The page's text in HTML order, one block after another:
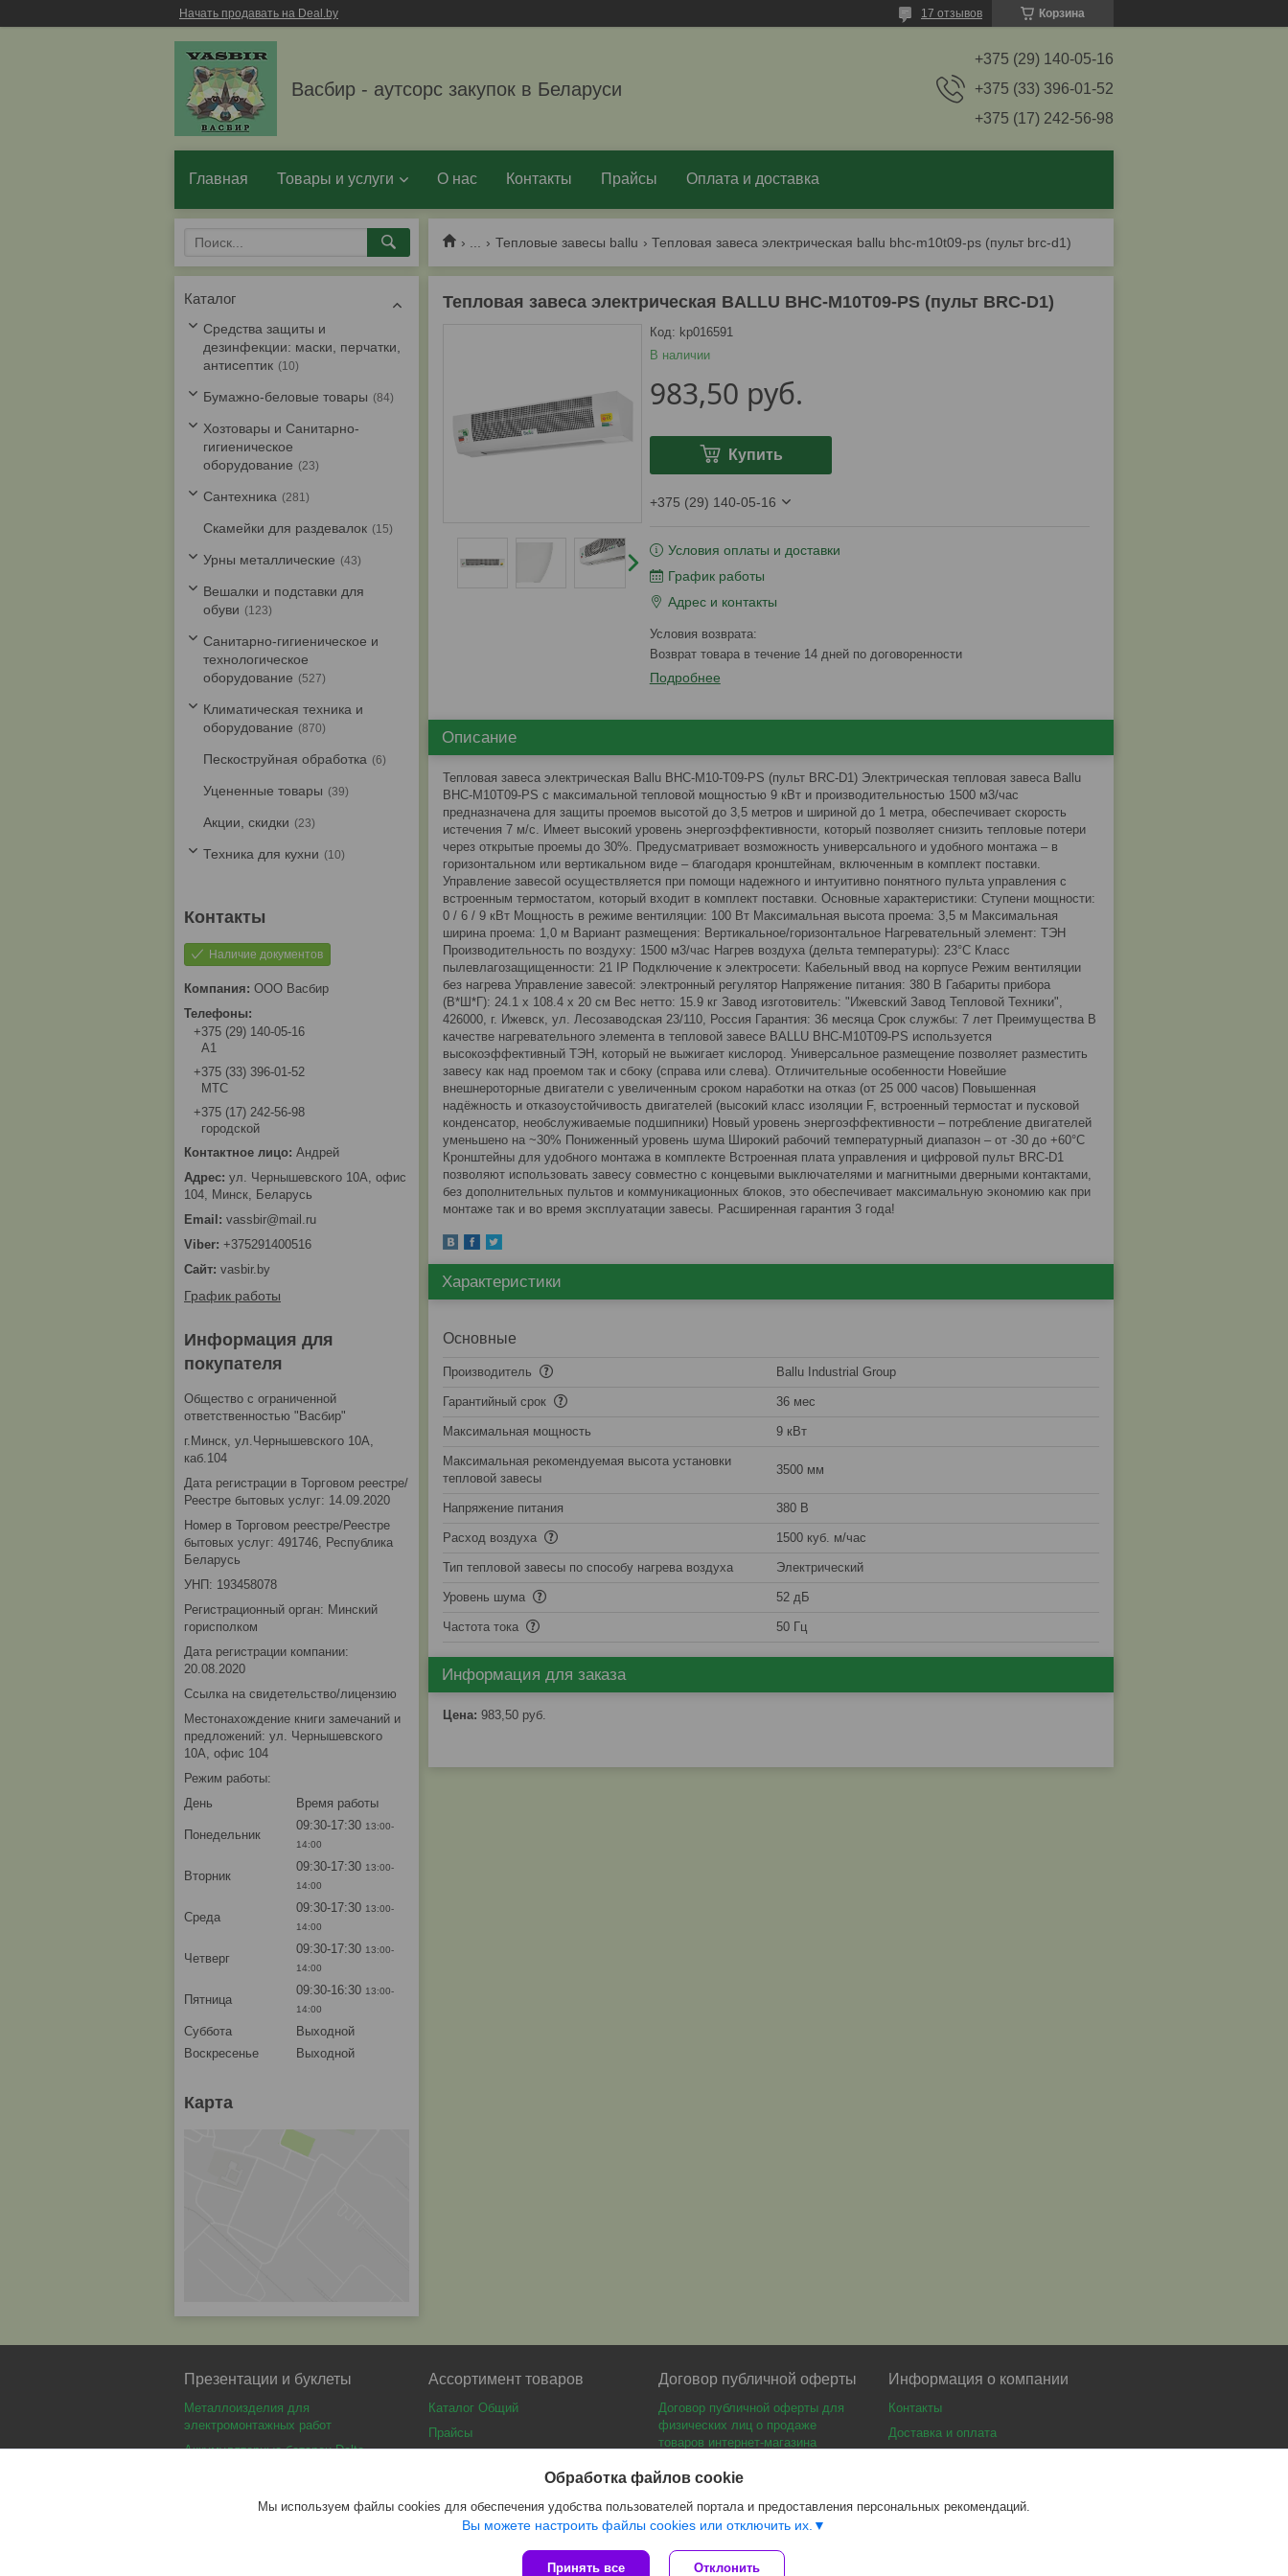
Начать продавать на Deal.by Корзина
17 отзывов
Васбир - аутсорс закупок в Беларуси
+375 (29) 140-05-16
+375 (33) 396-01-52
+375 (17) 242-56-98
Главная Товары и услуги О нас Контакты Прайсы Оплата и доставка
Тепловые завесы ballu Тепловая завеса электрическая ballu bhc-m10t09-ps (пульт brc-d1)
Тепловая завеса электрическая BALLU BHC-M10T09-PS (пульт BRC-D1)
В наличии
Код: kp016591
983,50 руб.
Купить
+375 (29) 140-05-16
Условия оплаты и доставки
График работы
Адрес и контакты
возврат товара в течение 14 дней по договоренности
Подробнее
Описание
Тепловая завеса электрическая Ballu BHC-M10-T09-PS (пульт BRC-D1) Электрическая тепловая завеса Ballu
BHC-M10T09-PS с максимальной тепловой мощностью 9 кВт и производительностью 1500 м3/час
предназначена для защиты проемов высотой до 3,5 метров и шириной до 1 метра, обеспечивает скорость
истечения 7 м/с. Имеет высокий уровень энергоэффективности, который позволяет снизить тепловые потери
через открытые проемы до 30%. Предусматривает возможность универсального и удобного монтажа – в
горизонтальном или вертикальном виде – благодаря кронштейнам, включенным в комплект поставки.
Управление завесой осуществляется при помощи надежного и интуитивно понятного пульта управления c
встроенным термостатом, который входит в комплект поставки. Основные характеристики: Ступени мощности:
0 / 6 / 9 кВт Мощность в режиме вентиляции: 100 Вт Максимальная высота проема: 3,5 м Максимальная
ширина проема: 1,0 м Вариант размещения: Вертикальное/горизонтальное Нагревательный элемент: ТЭН
Производительность по воздуху: 1500 м3/час Нагрев воздуха (дельта температуры): 23°С Класс
пылевлагозащищенности: 21 IP Подключение к электросети: Кабельный ввод на корпусе Режим вентиляции
без нагрева Управление завесой: электронный регулятор Напряжение питания: 380 В Габариты прибора
(В*Ш*Г): 24.1 x 108.4 x 20 см Вес нетто: 15.9 кг Завод изготовитель: "Ижевский Завод Тепловой Техники",
426000, г. Ижевск, ул. Лесозаводская 23/110, Россия Гарантия: 36 месяца Срок службы: 7 лет Преимущества В
качестве нагревательного элемента в тепловой завесе BALLU BHC-M10T09-PS используется
высокоэффективный ТЭН, который не выжигает кислород. Универсальное размещение позволяет разместить
завесу как над проемом так и сбоку (справа или слева). Отличительные особенности Новейшие
внешнероторные двигатели с увеличенным сроком наработки на отказ (от 25 000 часов) Повышенная
надёжность и отказоустойчивость двигателей (высокий класс изоляции F, встроенный термостат и пусковой
конденсатор, необслуживаемые подшипники) Новый уровень энергоэффективности – потребление двигателей
уменьшено на ~30% Пониженный уровень шума Широкий рабочий температурный диапазон – от -30 до +60°С
Кронштейны для удобного монтажа в комплекте Встроенная плата управления и цифровой пульт BRC-D1
позволяют использовать завесу совместно с концевыми выключателями и магнитными дверными контактами,
без дополнительных пультов и коммуникационных блоков, это обеспечивает максимальную экономию как при
монтаже так и во время эксплуатации завесы. Расширенная гарантия 3 года!
Характеристики
Основные
Производитель Ballu Industrial Group
Гарантийный срок 36 мес
Максимальная мощность 9 кВт
Максимальная рекомендуемая высота установки
тепловой завесы
3500 мм
Напряжение питания 380 В
Расход воздуха 1500 куб. м/час
Тип тепловой завесы по способу нагрева воздуха Электрический
Уровень шума 52 дБ
Частота тока 50 Гц
Информация для заказа
Цена: 983,50 руб.
Каталог
Средства защиты и
дезинфекции: маски, перчатки,
антисептик
10
Бумажно-беловые товары 84
Хозтовары и Санитарно-
гигиеническое
оборудование
23
Cантехника 281
Скамейки для раздевалок 15
Урны металлические 43
Вешалки и подставки для
обуви
123
Санитарно-гигиеническое и
технологическое
оборудование
527
Климатическая техника и
оборудование
870
Пескоструйная обработка 6
Уцененные товары 39
Акции, скидки 23
Техника для кухни 10
Наличие документов
ООО Васбир
+375 (29) 140-05-16
A1
+375 (33) 396-01-52
МТС
+375 (17) 242-56-98
городской
Андрей
ул. Чернышевского 10А, офис
104, Минск, Беларусь
vassbir@mail.ru
+375291400516
vasbir.by
График работы
Информация для
покупателя
Общество с ограниченной
ответственностью "Васбир"
г.Минск, ул.Чернышевского 10А,
каб.104
Дата регистрации в Торговом реестре/
Реестре бытовых услуг: 14.09.2020
Номер в Торговом реестре/Реестре
бытовых услуг: 491746, Республика
Беларусь
УНП: 193458078
Регистрационный орган: Минский
горисполком
Дата регистрации компании:
20.08.2020
Ссылка на свидетельство/лицензию
Местонахождение книги замечаний и
предложений: ул. Чернышевского
10А, офис 104
Режим работы:
День
Время работы
Понедельник
09:30-17:30 13:00-
14:00
Вторник
09:30-17:30 13:00-
14:00
Среда
09:30-17:30 13:00-
14:00
Четверг
09:30-17:30 13:00-
14:00
Пятница
09:30-16:30 13:00-
14:00
Суббота
Выходной
Воскресенье
Выходной
Карта
Презентации и буклеты
Металлоизделия для
электромонтажных работ
Аккумуляторные батареи Delta
Аккумуляторные батареи Security
Ассортимент товаров
Каталог Общий
Прайсы
Договор публичной оферты
Договор публичной оферты для
физических лиц о продаже
товаров интернет-магазина
Информация о компании
Контакты
Доставка и оплата
Сайт создан на платформе Deal.by
Обработка файлов cookie
Мы используем файлы cookies для обеспечения удобства пользователей портала и предоставления персональных рекомендаций.
Вы можете настроить файлы cookies или отключить их.
Принять все Отклонить